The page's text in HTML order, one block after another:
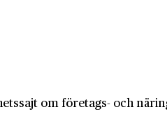
om företags- och